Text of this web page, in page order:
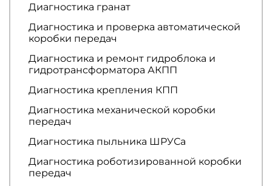
Диагностика гранат
Диагностика и проверка автоматической
коробки передач
Диагностика и ремонт гидроблока и
гидротрансформатора АКПП
Диагностика крепления КПП
Диагностика механической коробки
передач
Диагностика пыльника ШРУСа
Диагностика роботизированной коробки
передач